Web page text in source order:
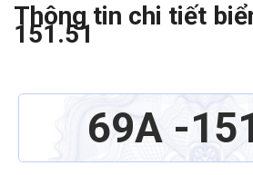
Thông tin chi tiết
151.51
69A